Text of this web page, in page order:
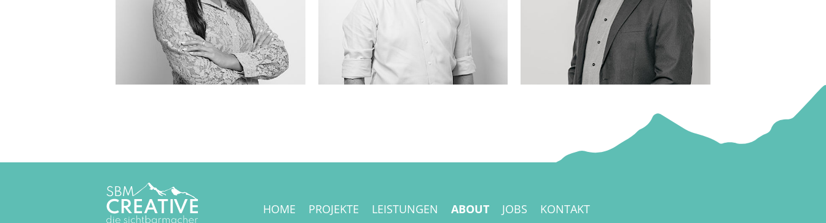
dittrich(at)sbm-creative.de haslach(at)sbm-creative.de seibold(at)sbm-creative.de
HOME PROJEKTE LEISTUNGEN ABOUT JOBS KONTAKT